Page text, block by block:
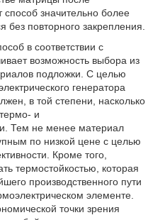
значительно более
повторного закрепления.
в соответствии с
возможность выбора из
подложки. С целью
генератора
в той степени, насколько
и
Тем не менее материал
по низкой цене с целью
Кроме того,
термостойкостью, которая
производственного пути
элементе.
точки зрения